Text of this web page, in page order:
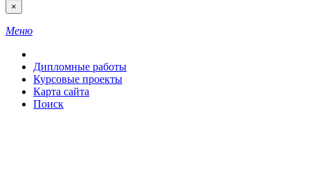
×
Меню
Дипломные работы
Курсовые проекты
Карта сайта
Поиск